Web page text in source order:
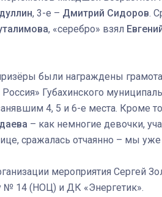
, 3-е – Дмитрий Сидоров.
, «серебро» взял
были награждены
Россия» Губахинского
4, 5 и 6-е места. Кроме
– как немногие девочки,
сражалась отчаянно – мы
мероприятия Сергей
№ 14 (НОЦ) и ДК «Энергетик».